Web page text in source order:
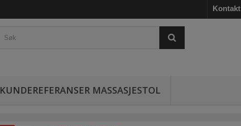
Kontakt
KUNDEREFERANSER MASSASJESTOL